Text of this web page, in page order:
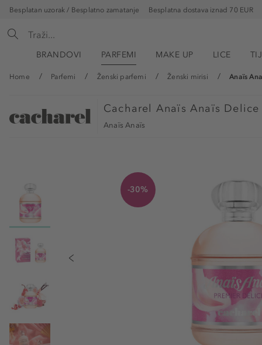
Besplatan uzorak / Besplatno zamatanje Besplatna dostava iznad 70 EUR
BRANDOVI PARFEMI MAKE UP LICE
Home Parfemi Ženski parfemi Ženski mirisi Anaïs
Cacharel Anaïs Anaïs
Anaïs Anaïs
-30%